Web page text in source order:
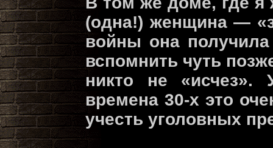
(одна!) женщина —
войны она
вспомнить чуть
никто не «исчез».
времена 30-х это
учесть уголовных